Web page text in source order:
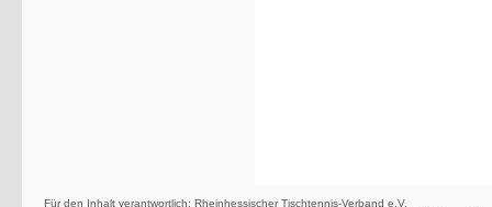
Für den Inhalt verantwortlich: Rheinhessischer Tischtennis-Verband e.V.